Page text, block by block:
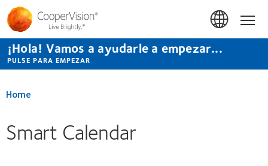
Pasar
contenido
principal
¡Hola! Vamos a ayudarle a empezar...
PULSE PARA EMPEZAR
Home
Smart Calendar